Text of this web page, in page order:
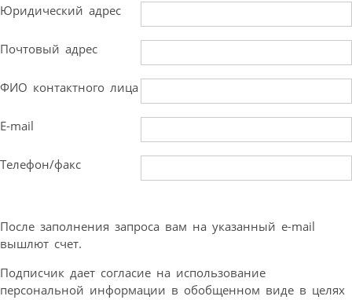
Юридический адрес
Почтовый адрес
ФИО контактного лица
E-mail
Телефон/факс
После заполнения запроса вам на указанный e-mail
вышлют счет.
Подписчик дает согласие на использование
персональной информации в обобщенном виде в целях